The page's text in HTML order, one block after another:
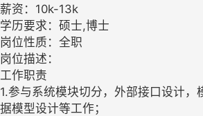
薪资：10k-13k
学历要求：硕士,博士
岗位性质：全职
岗位描述：
工作职责
1.参与系统模块切分，外部接口设计，
据模型设计等工作；